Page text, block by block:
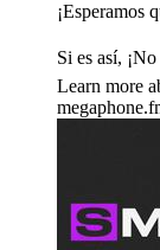
¡Esperamos
Si es así,
Learn more